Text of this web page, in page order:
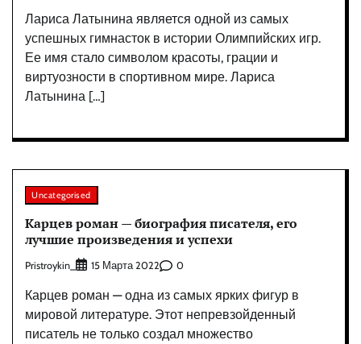
Лариса Латынина является одной из самых
успешных гимнасток в истории Олимпийских игр.
Ее имя стало символом красоты, грации и
виртуозности в спортивном мире. Лариса
Латынина […]
Uncategorised
Карцев роман — биография писателя, его
лучшие произведения и успехи
Pristroykin_ 15 Марта 2022 0
Карцев роман — одна из самых ярких фигур в
мировой литературе. Этот непревзойденный
писатель не только создал множество